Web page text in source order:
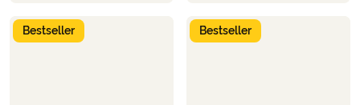
Bestseller Bestseller